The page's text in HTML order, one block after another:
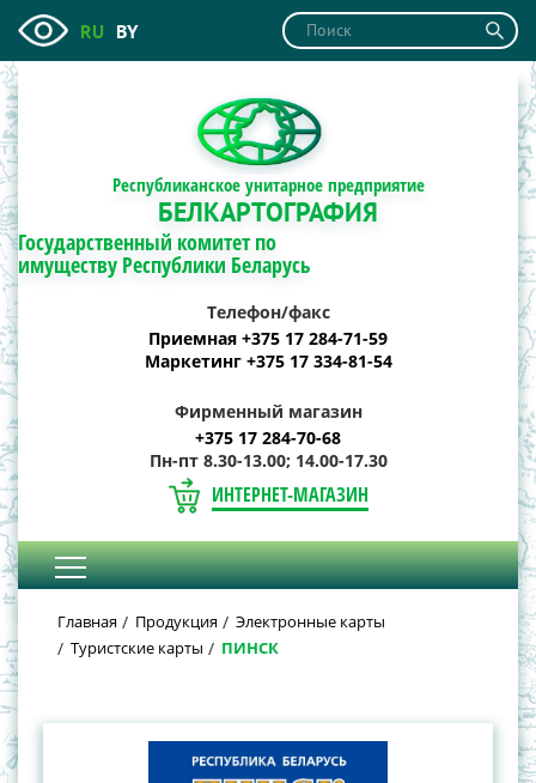
RU BY
Республиканское унитарное предприятие
БЕЛКАРТОГРАФИЯ
Государственный комитет по
имуществу Республики Беларусь
Телефон/факс
Приемная +375 17 284-71-59
Маркетинг +375 17 334-81-54
Фирменный магазин
+375 17 284-70-68
Пн-пт 8.30-13.00; 14.00-17.30
ИНТЕРНЕТ-МАГАЗИН
Главная Продукция
Электронные карты
Туристские карты
ПИНСК